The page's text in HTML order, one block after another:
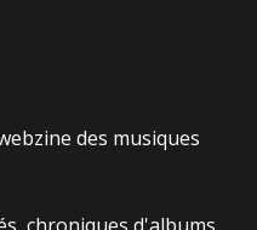
des musiques